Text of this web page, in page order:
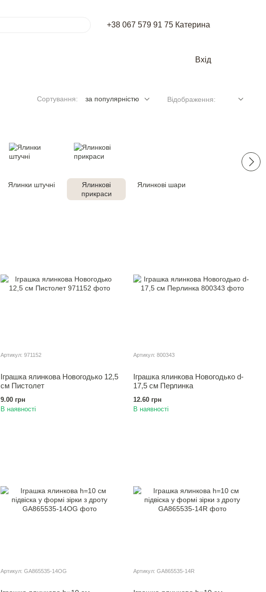
+38 067 579 91 75 Катерина
Вхід
Сортування: за популярністю Відображення:
Ялинки штучнi
Ялинковi
прикраси
Ялинковi шари
Артикул: 971152
Іграшка ялинкова Новогодько 12,5
см Пистолет
9.00 грн
В наявності
Артикул: 800343
Іграшка ялинкова Новогодько d-
17,5 см Перлинка
12.60 грн
В наявності
Артикул: GA865535-14OG Артикул: GA865535-14R